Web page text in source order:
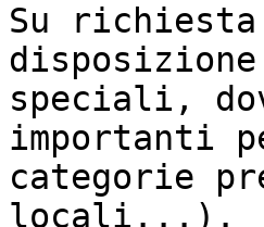
Su
speciali,
importanti
categorie
locali...).